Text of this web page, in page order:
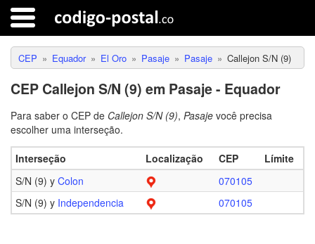
CEP Equador El Oro Pasaje Pasaje Callejon S/N (9)
CEP Callejon S/N (9) em Pasaje - Equador
Para saber o CEP de Callejon S/N (9), Pasaje você precisa
escolher uma interseção.
Interseção Localização CEP
Límite
S/N (9) y Colon
070105
S/N (9) y Independencia 070105